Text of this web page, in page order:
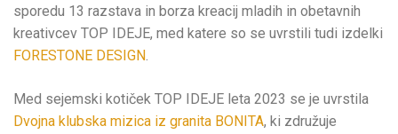
sporedu 13 razstava in borza kreacij mladih in obetavnih
kreativcev TOP IDEJE, med katere so se uvrstili tudi izdelki
FORESTONE DESIGN.
Med sejemski kotiček TOP IDEJE leta 2023 se je uvrstila
Dvojna klubska mizica iz granita BONITA, ki združuje